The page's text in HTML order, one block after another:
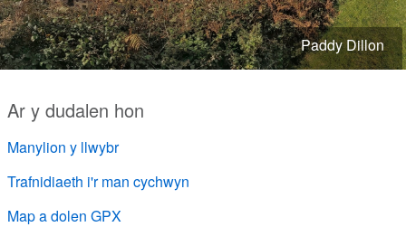
Paddy Dillon
Ar y dudalen hon
Manylion y llwybr
Trafnidiaeth i'r man cychwyn
Map a dolen GPX